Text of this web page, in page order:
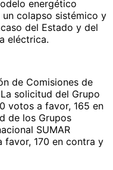
energético
colapso sistémico y
del Estado y del
eléctrica.
de Comisiones de
solicitud del Grupo
votos a favor, 165 en
de los Grupos
SUMAR
favor, 170 en contra y